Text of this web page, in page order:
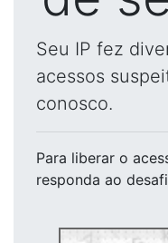
Seu IP fez
acessos
conosco.
Para liberar o
responda ao